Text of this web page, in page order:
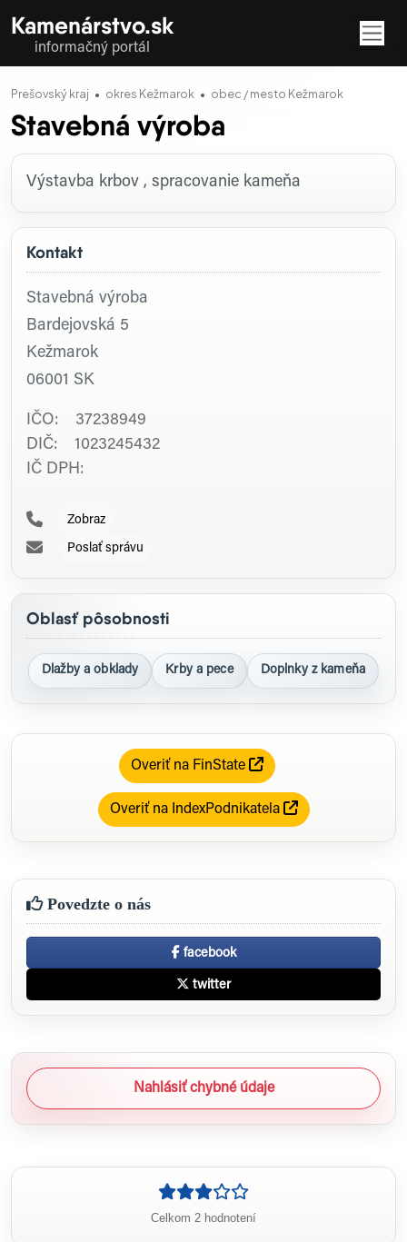
Kamenárstvo.sk
informačný portál
Prešovský kraj okres Kežmarok obec / mesto Kežmarok
Stavebná výroba
Kontakt
Stavebná výroba
Bardejovská 5
Kežmarok
06001 SK
IČO: 37238949
DIČ: 1023245432
IČ DPH:
Zobraz
Poslať správu
Oblasť pôsobnosti
Dlažby a obklady Krby a pece Doplnky z kameňa
Overiť na FinState
Overiť na IndexPodnikatela
Povedzte o nás
facebook
twitter
Nahlásiť chybné údaje
Profil firmy
Výstavba krbov , spracovanie kameňa
Celkom 2 hodnotení